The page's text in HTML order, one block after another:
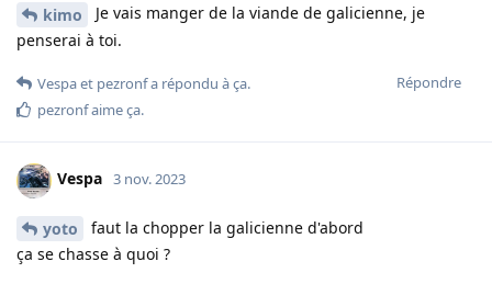
kimo
Je vais manger de la viande de galicienne, je
penserai à toi.
Répondre
Vespaet pezronfa répondu à ça.
pezronfaime ça.
Vespa 3 nov. 2023
yoto
faut la chopper la galicienne d'abord
ça se chasse à quoi ?